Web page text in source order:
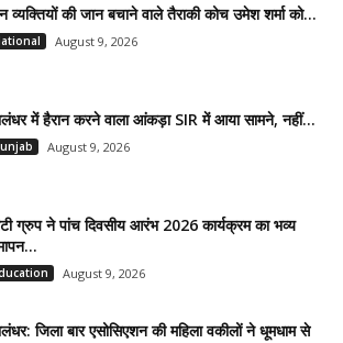
व्यक्तियों की जान बचाने वाले तैराकी कोच उमेश शर्मा को...
August 9, 2026
में हैरान करने वाला आंकड़ा SIR में आया सामने, नहीं...
August 9, 2026
ग्रुप ने पांच दिवसीय आरंभ 2026 कार्यक्रम का भव्य
August 9, 2026
जिला बार एसोसिएशन की महिला वकीलों ने धूमधाम से